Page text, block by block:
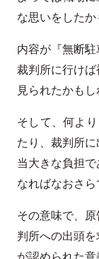
な思いをしたか
内容が『無断駐
裁判所に行け
見られたかもし
そして、何よ
たり、裁判所
当大きな負担
なればなおさら
その意味で、
判所への出頭